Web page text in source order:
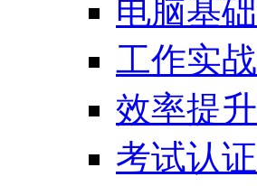
电脑基础
工作实战
效率提升
考试认证